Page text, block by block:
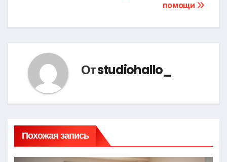
помощи
Отstudiohallo_
Похожая запись